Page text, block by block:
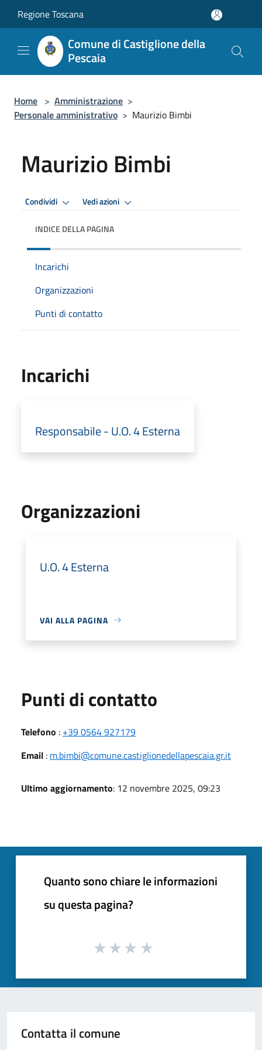
Regione Toscana
Comune di Castiglione della
Pescaia
Home > Amministrazione >
Personale amministrativo > Maurizio Bimbi
Maurizio Bimbi
Condividi Vedi azioni
INDICE DELLA PAGINA
Incarichi
Organizzazioni
Punti di contatto
Incarichi
Responsabile - U.O. 4 Esterna
Organizzazioni
U.O. 4 Esterna
VAI ALLA PAGINA
Punti di contatto
Telefono : +39 0564 927179
Email : m.bimbi@comune.castiglionedellapescaia.gr.it
Ultimo aggiornamento: 12 novembre 2025, 09:23
Quanto sono chiare le informazioni
su questa pagina?
Contatta il comune